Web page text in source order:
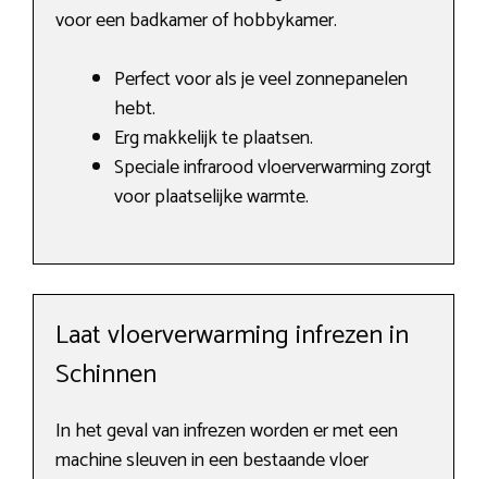
voor een badkamer of hobbykamer.
Perfect voor als je veel zonnepanelen
hebt.
Erg makkelijk te plaatsen.
Speciale infrarood vloerverwarming zorgt
voor plaatselijke warmte.
Laat vloerverwarming infrezen in
Schinnen
In het geval van infrezen worden er met een
machine sleuven in een bestaande vloer